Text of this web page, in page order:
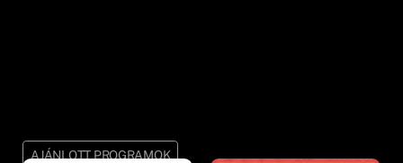
AJÁNLOTT PROGRAMOK